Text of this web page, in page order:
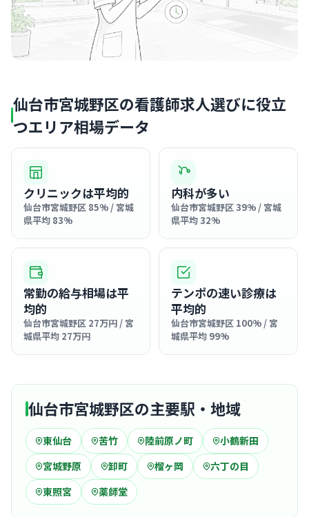
仙台市宮城野区の看護師求人選びに役立
つエリア相場データ
クリニックは平均的
仙台市宮城野区 85% / 宮城
県平均 83%
内科が多い
仙台市宮城野区 39% / 宮城
県平均 32%
常勤の給与相場は平
均的
仙台市宮城野区 27万円 / 宮
城県平均 27万円
テンポの速い診療は
平均的
仙台市宮城野区 100% / 宮
城県平均 99%
仙台市宮城野区の主要駅・地域
東仙台 苦竹 陸前原ノ町
小鶴新田
宮城野原
卸町 榴ヶ岡
六丁の目
東照宮
薬師堂